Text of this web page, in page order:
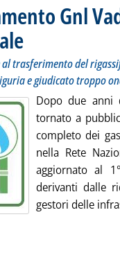
Gnl
trasferimento del
e giudicato troppo
Dopo due anni
tornato a
completo dei
nella Rete
aggiornato al
derivanti dalle
gestori delle